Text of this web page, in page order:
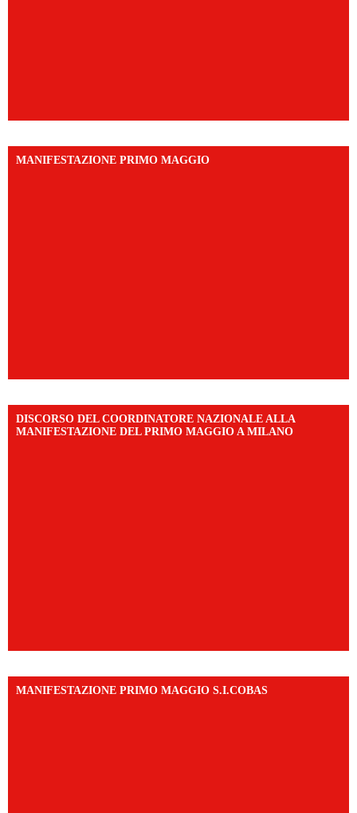
MANIFESTAZIONE PRIMO MAGGIO
DISCORSO DEL COORDINATORE NAZIONALE ALLA
MANIFESTAZIONE DEL PRIMO MAGGIO A MILANO
MANIFESTAZIONE PRIMO MAGGIO S.I.COBAS